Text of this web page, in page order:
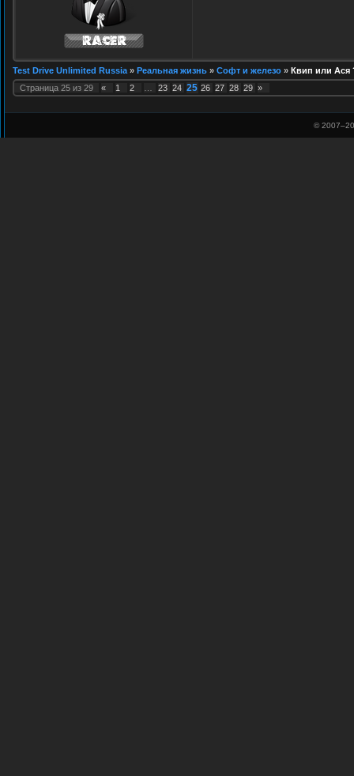
Test Drive Unlimited Russia » Реальная жизнь » Софт и железо » Квип или Ася
Страница 25 из 29 « 1 2 23 24 25 26 27 28 29 »
© 2007–